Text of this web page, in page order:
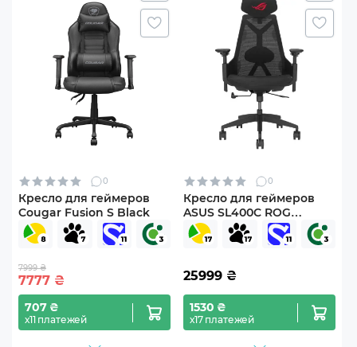
0
Кресло для геймеров
Cougar Fusion S Black
7999 ₴
7777 ₴
707 ₴
х11 платежей
0
Кресло для геймеров
ASUS SL400C ROG
DESTRIER CORE/BK/UK
(90GC01P0-MSG020)
25999 ₴
1530 ₴
х17 платежей